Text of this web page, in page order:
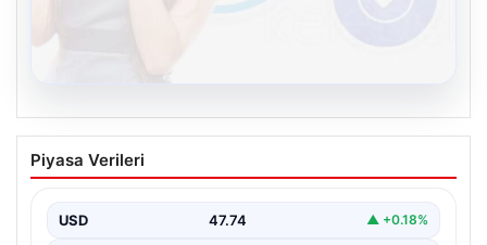
Kelebek.Org İle Sanal İletişimin Seviyeli
Adresi Ve Sohbet Deneyimi
kurması büyük bir önem ifade etmektedir. Güncel…
Piyasa Verileri
USD 47.74 ▲ +0.18%